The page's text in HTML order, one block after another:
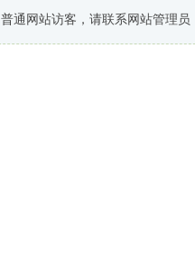
普通网站访客，请联系网站管理员